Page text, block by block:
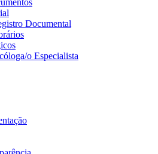
Documental
o Especialista